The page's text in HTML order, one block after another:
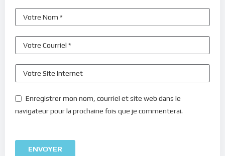
Enregistrer mon nom, courriel et site web dans le
navigateur pour la prochaine fois que je commenterai.